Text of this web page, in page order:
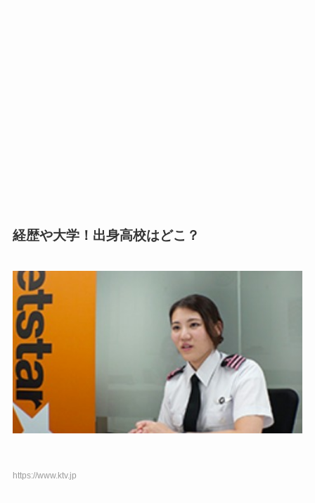
経歴や大学！出身高校はどこ？
https://www.ktv.jp